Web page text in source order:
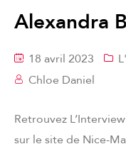
Alexandra
18 avril 2023
Chloe Daniel
Retrouvez
sur le site de Nice-